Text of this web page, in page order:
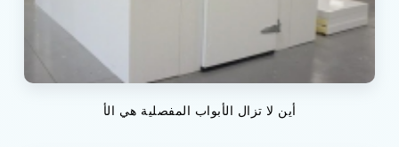
أين لا تزال الأبواب المفصلية هي الأ